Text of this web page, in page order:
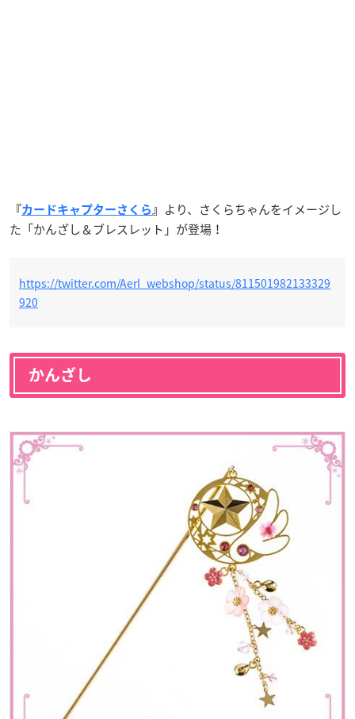
『カードキャプターさくら 』
より、さくらちゃんをイメージし
た「かんざし＆ブレスレット」が登場！
https://twitter.com/Aerl_webshop/status/811501982133329
920
かんざし